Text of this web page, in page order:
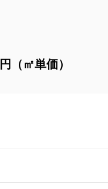
円（㎡単価）